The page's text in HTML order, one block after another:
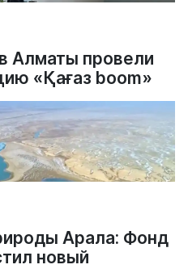
Алматы провели
«Қағаз boom»
Арала: Фонд
новый